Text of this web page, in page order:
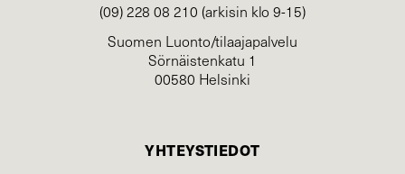
(09) 228 08 210 (arkisin klo 9-15)
Suomen Luonto/tilaajapalvelu
Sörnäistenkatu 1
00580 Helsinki
YHTEYSTIEDOT